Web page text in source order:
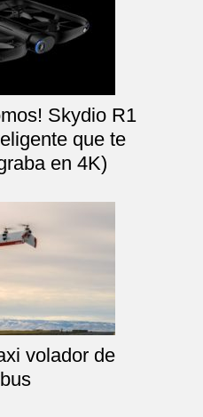
Skydio R1
que te
en 4K)
volador de